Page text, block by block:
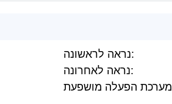
נראה לראשונה:
נראה לאחרונה: